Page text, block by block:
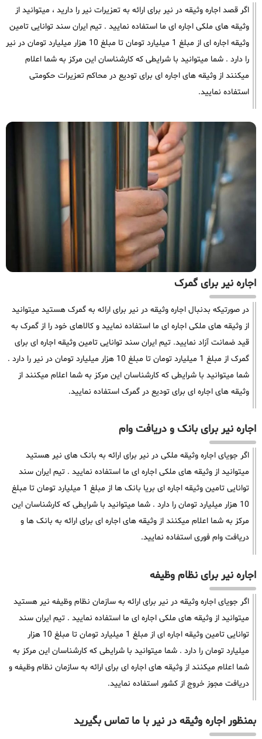
اگر قصد اجاره وثیقه در نیر برای ارائه به تعزیرات نیر را دارید ، میتوانید از
وثیقه های ملکی اجاره ای ما استفاده نمایید . تیم ایران سند توانایی تامین
وثیقه اجاره ای از مبلغ 1 میلیارد تومان تا مبلغ 10 هزار میلیارد تومان در نیر
را دارد . شما میتوانید با شرایطی که کارشناسان این مرکز به شما اعلام
میکنند از وثیقه های اجاره ای برای تودیع در محاکم تعزیرات حکومتی
استفاده نمایید.
اجاره نیر برای گمرک
در صورتیکه بدنبال اجاره وثیقه در نیر برای ارائه به گمرک هستید میتوانید
از وثیقه های ملکی اجاره ای ما استفاده نمایید و کالاهای خود را از گمرک به
قید ضمانت آزاد نمایید. تیم ایران سند توانایی تامین وثیقه اجاره ای برای
گمرک از مبلغ 1 میلیارد تومان تا مبلغ 10 هزار میلیارد تومان در نیر را دارد .
شما میتوانید با شرایطی که کارشناسان این مرکز به شما اعلام میکنند از
وثیقه های اجاره ای برای تودیع در گمرک استفاده نمایید.
اجاره نیر برای بانک و دریافت وام
اگر جویای اجاره وثیقه ملکی در نیر برای ارائه به بانک های نیر هستید
میتوانید از وثیقه های ملکی اجاره ای ما استفاده نمایید . تیم ایران سند
توانایی تامین وثیقه اجاره ای بریا بانک ها از مبلغ 1 میلیارد تومان تا مبلغ
10 هزار میلیارد تومان را دارد . شما میتوانید با شرایطی که کارشناسان این
مرکز به شما اعلام میکنند از وثیقه های اجاره ای برای ارائه به بانک ها و
دریافت وام فوری استفاده نمایید.
اجاره نیر برای نظام وظیفه
اگر جویای اجاره وثیقه در نیر برای ارائه به سازمان نظام وظیفه نیر هستید
میتوانید از وثیقه های ملکی اجاره ای ما استفاده نمایید . تیم ایران سند
توانایی تامین وثیقه اجاره ای از مبلغ 1 میلیارد تومان تا مبلغ 10 هزار
میلیارد تومان را دارد . شما میتوانید با شرایطی که کارشناسان این مرکز به
شما اعلام میکنند از وثیقه های اجاره ای برای ارائه به سازمان نظام وظیفه و
دریافت مجوز خروج از کشور استفاده نمایید.
بمنظور اجاره وثیقه در نیر با ما تماس بگیرید